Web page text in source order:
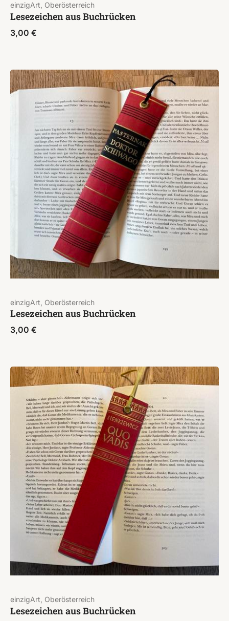
einzigArt, Oberösterreich
Lesezeichen aus Buchrücken
3,00 €
einzigArt, Oberösterreich
Lesezeichen aus Buchrücken
3,00 €
einzigArt, Oberösterreich
Lesezeichen aus Buchrücken